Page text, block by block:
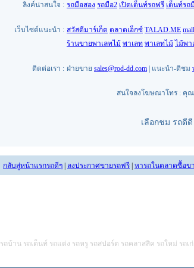
ลิงค์น่าสนใจ : รถมือสอง รถมือ2 เปิดเต็นท์รถฟรี เต็นท์รถ
เว็บไซต์แนะนำ : สวัสดีมาร์เก็ต ตลาดเอ็กซ์ TALAD.ME
ร้านขายพาเลทไม้ พาเลท พาเลทไม้ ไม้พา
ติดต่อเรา : ฝ่ายขาย sales@rod-dd.com | แนะนำ-ติชม
สนใจลงโฆษณาโทร : คุณ
เลือกชม รถดี
กลับสู่หน้าแรกรถดีๆ ลงประกาศขายรถฟรี หารถในตลาดซื้อข
รถบ้าน รถเต็นท์ รถแต่ง รถหรู รถสปอร์ต รถคลาสสิค รถใหม่ รถเ